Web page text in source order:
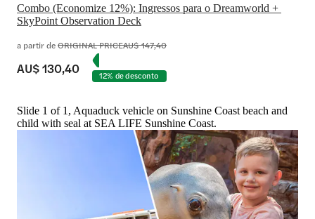
Combo (Economize 12%): Ingressos para o Dreamworld +
SkyPoint Observation Deck
a partir deORIGINAL PRICEAU$ 147,40
AU$ 130,40 12% de desconto
Slide 1 of 1, Aquaduck vehicle on Sunshine Coast beach and
child with seal at SEA LIFE Sunshine Coast.